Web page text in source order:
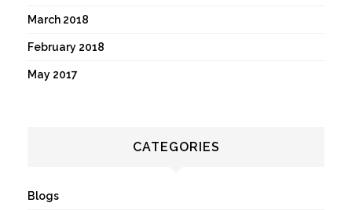
March 2018
February 2018
May 2017
CATEGORIES
Blogs